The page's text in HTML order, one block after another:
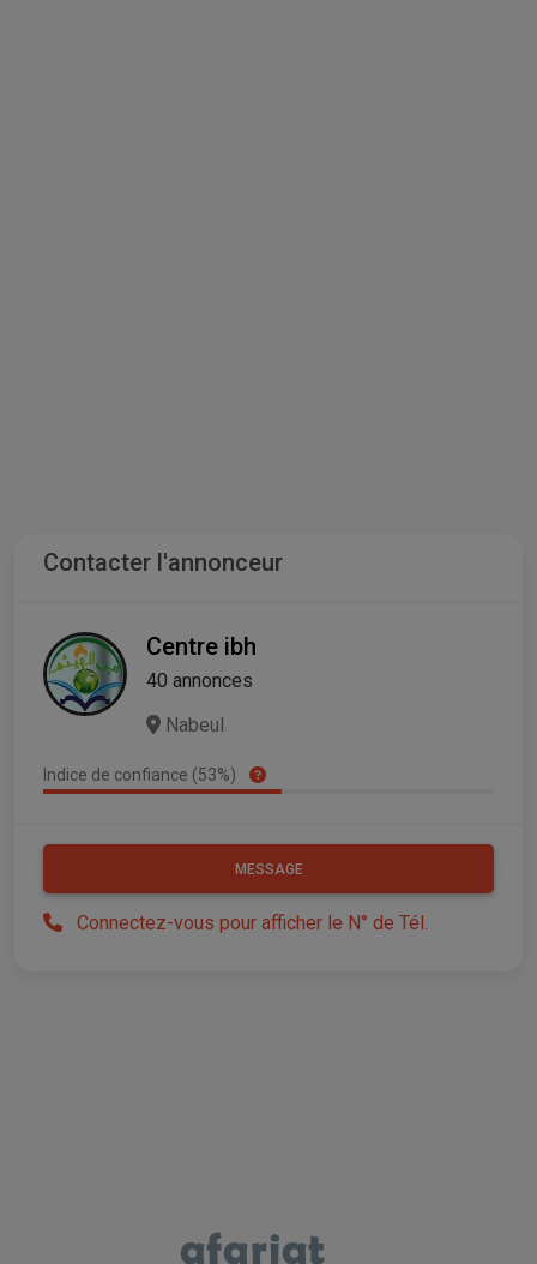
Contacter l'annonceur
Centre ibh
40 annonces
Nabeul
Indice de confiance (53%)
MESSAGE
Connectez-vous pour afficher le N° de Tél.